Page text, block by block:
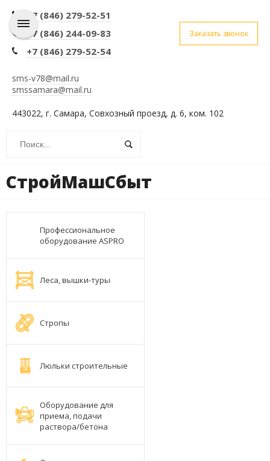
+7 (846) 279-52-51
+7 (846) 244-09-83
+7 (846) 279-52-54
Заказать звонок
sms-v78@mail.ru
smssamara@mail.ru
443022, г. Самара, Совхозный проезд, д. 6, ком. 102
СтройМашСбыт
Профессиональное
оборудование ASPRO
Леса, вышки-туры
Стропы
Люльки строительные
Оборудование для
приема, подачи
раствора/бетона